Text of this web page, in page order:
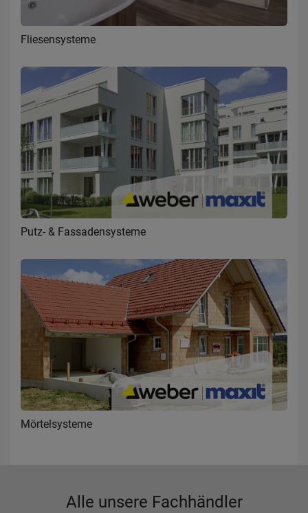
Fliesensysteme
Putz- & Fassadensysteme
Mörtelsysteme
Alle unsere Fachhändler